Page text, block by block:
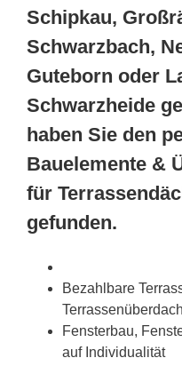
Schipkau,
Schwarzbach,
Guteborn oder
Schwarzheide
haben Sie den
Bauelemente &
für
gefunden.
Bezahlbare
Fensterbau,
auf Individualität